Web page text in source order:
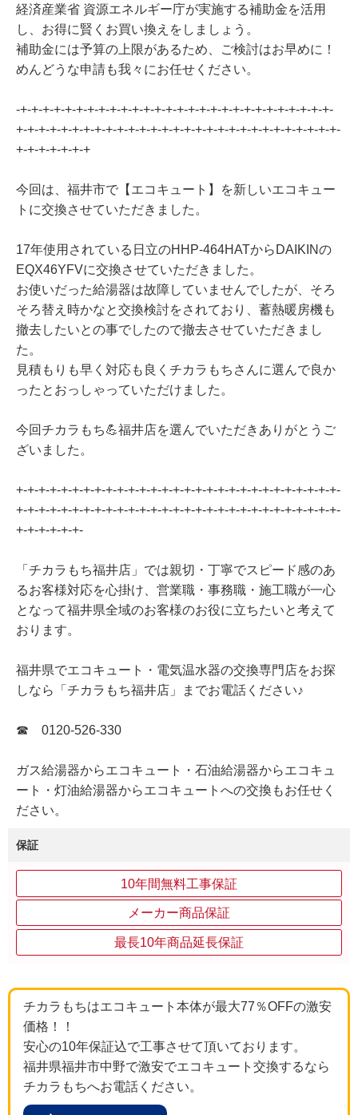
経済産業省 資源エネルギー庁が実施する補助金を活用
し、お得に賢くお買い換えをしましょう。
補助金には予算の上限があるため、ご検討はお早めに！
めんどうな申請も我々にお任せください。
-+-+-+-+-+-+-+-+-+-+-+-+-+-+-+-+-+-+-+-+-+-+-+-+-+-+-+-+-
+-+-+-+-+-+-+-+-+-+-+-+-+-+-+-+-+-+-+-+-+-+-+-+-+-+-+-+-+-
+-+-+-+-+-+-+
今回は、福井市で【エコキュート】を新しいエコキュー
トに交換させていただきました。
17年使用されている日立のHHP-464HATからDAIKINの
EQX46YFVに交換させていただきました。
お使いだった給湯器は故障していませんでしたが、そろ
そろ替え時かなと交換検討をされており、蓄熱暖房機も
撤去したいとの事でしたので撤去させていただきまし
た。
見積もりも早く対応も良くチカラもちさんに選んで良か
ったとおっしゃっていただけました。
今回チカラもち💪福井店を選んでいただきありがとうご
ざいました。
+-+-+-+-+-+-+-+-+-+-+-+-+-+-+-+-+-+-+-+-+-+-+-+-+-+-+-+-+-
+-+-+-+-+-+-+-+-+-+-+-+-+-+-+-+-+-+-+-+-+-+-+-+-+-+-+-+-+-
+-+-+-+-+-+-
「チカラもち福井店」では親切・丁寧でスピード感のあ
るお客様対応を心掛け、営業職・事務職・施工職が一心
となって福井県全域のお客様のお役に立ちたいと考えて
おります。
福井県でエコキュート・電気温水器の交換専門店をお探
しなら「チカラもち福井店」までお電話ください♪
☎ 0120-526-330
ガス給湯器からエコキュート・石油給湯器からエコキュ
ート・灯油給湯器からエコキュートへの交換もお任せく
ださい。
保証
10年間無料工事保証
メーカー商品保証
最長10年商品延長保証
チカラもちはエコキュート本体が最大77％OFFの激安
価格！！
安心の10年保証込で工事させて頂いております。
福井県福井市中野で激安でエコキュート交換するなら
チカラもちへお電話ください。